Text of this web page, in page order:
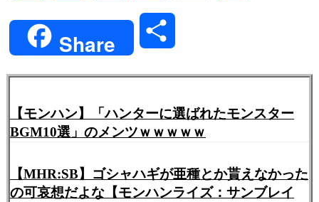
Share
【モンハン】「ハンターに選ばれたモンスター
BGM10選」のメンツｗｗｗｗｗ
【MHR:SB】ゴシャハギが亜種とか貰えなかった
の可哀想だよな【モンハンライズ：サンブレイ